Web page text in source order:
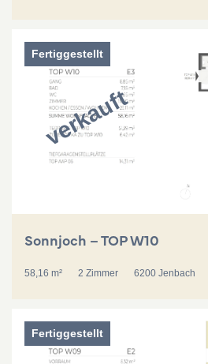
Fertiggestellt
verkauft
Sonnjoch – TOP W10
58,16 m² 2 Zimmer 6200 Jenbach
Fertiggestellt